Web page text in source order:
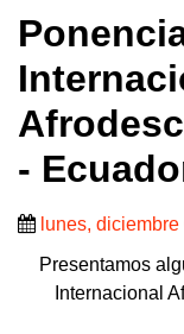
-
lunes,
Presentamos
Internacional